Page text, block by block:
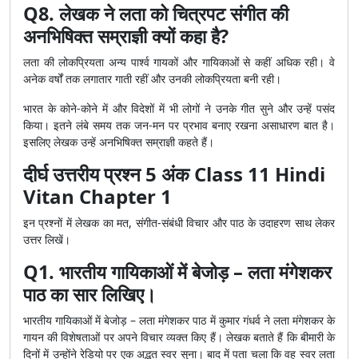
Q8. लेखक ने लता को चित्रपट संगीत की
अनभिषिक्त सम्राज्ञी क्यों कहा है?
लता की लोकप्रियता अन्य पार्श्व गायकों और गायिकाओं से कहीं अधिक रही। वे
अनेक वर्षों तक लगातार गाती रहीं और उनकी लोकप्रियता बनी रही।
भारत के कोने-कोने में और विदेशों में भी लोगों ने उनके गीत सुने और उन्हें पसंद
किया। इतने लंबे समय तक जन-मन पर प्रभाव बनाए रखना असाधारण बात है।
इसलिए लेखक उन्हें अनभिषिक्त सम्राज्ञी कहते हैं।
दीर्घ उत्तरीय प्रश्न 5 अंक Class 11 Hindi
Vitan Chapter 1
इन प्रश्नों में लेखक का मत, संगीत-संबंधी विचार और पाठ के उदाहरण साथ लेकर
उत्तर लिखें।
Q1. भारतीय गायिकाओं में बेजोड़ – लता मंगेशकर
पाठ का सार लिखिए।
भारतीय गायिकाओं में बेजोड़ – लता मंगेशकर पाठ में कुमार गंधर्व ने लता मंगेशकर के
गायन की विशेषताओं पर अपने विचार व्यक्त किए हैं। लेखक बताते हैं कि बीमारी के
दिनों में उन्होंने रेडियो पर एक अद्भुत स्वर सुना। बाद में पता चला कि वह स्वर लता